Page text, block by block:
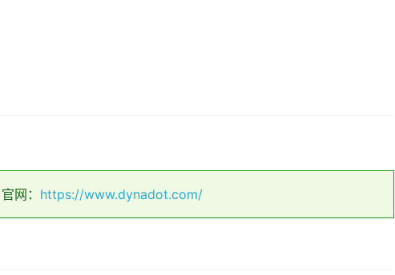
网： https://www.dynadot.com/